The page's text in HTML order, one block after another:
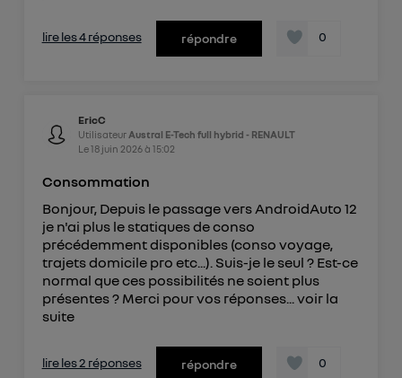
lire les 4 réponses répondre 0
EricC
Utilisateur Austral E-Tech full hybrid - RENAULT
Le18 juin 2026à 15:02
Consommation
Bonjour, Depuis le passage vers AndroidAuto 12
je n'ai plus le statiques de conso
précédemment disponibles (conso voyage,
trajets domicile pro etc...). Suis-je le seul ? Est-ce
normal que ces possibilités ne soient plus
présentes ? Merci pour vos réponses... voir la
suite
lire les 2 réponses répondre 0